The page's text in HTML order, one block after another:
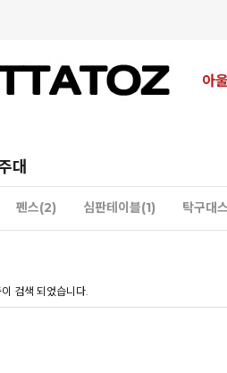
아
대
펜스(2) 심판테이블(1) 탁구대
검색 되었습니다.